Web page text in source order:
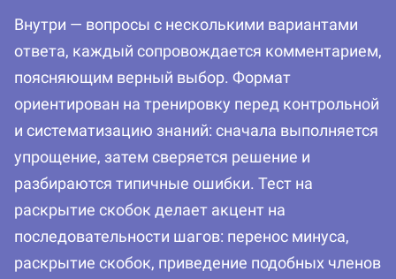
Внутри — вопросы с несколькими вариантами
ответа, каждый сопровождается комментарием,
поясняющим верный выбор. Формат
ориентирован на тренировку перед контрольной
и систематизацию знаний: сначала выполняется
упрощение, затем сверяется решение и
разбираются типичные ошибки. Тест на
раскрытие скобок делает акцент на
последовательности шагов: перенос минуса,
раскрытие скобок, приведение подобных членов